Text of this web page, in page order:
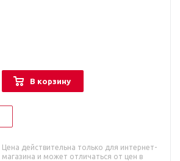
В корзину
Цена действительна только для интернет-
магазина и может отличаться от цен в